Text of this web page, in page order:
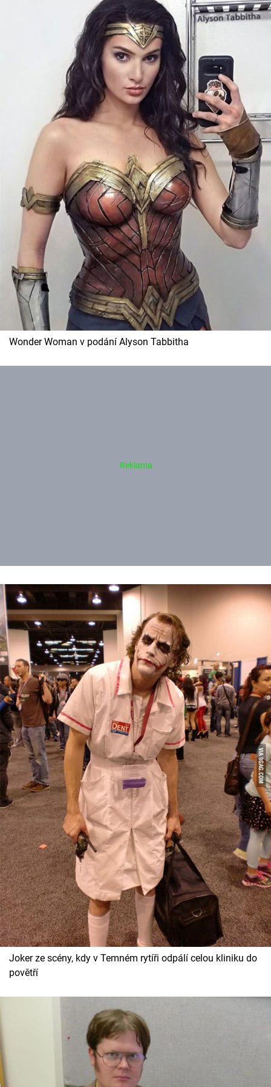
TV Program
Sledujte prima+
Přihlášení
Sledujte nás
Wonder Woman v podání Alyson Tabbitha
Joker ze scény, kdy v Temném rytíři odpálí celou kliniku do
povětří